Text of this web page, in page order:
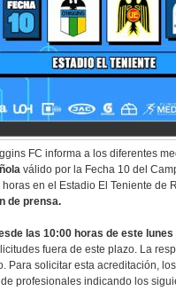
FC informa a los diferentes
válido por la Fecha 10 del
en el Estadio El Teniente de
de prensa.
las 10:00 horas de este
fuera de este plazo. La
Para solicitar esta acreditación,
de profesionales indicando los